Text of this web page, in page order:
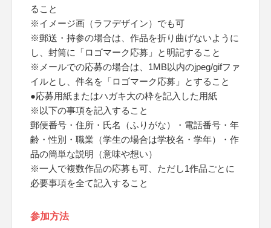
ること
※イメージ画（ラフデザイン）でも可
※郵送・持参の場合は、作品を折り曲げないように
し、封筒に「ロゴマーク応募」と明記すること
※メールでの応募の場合は、1MB以内のjpeg/gifファ
イルとし、件名を「ロゴマーク応募」とすること
●応募用紙またはハガキ大の枠を記入した用紙
※以下の事項を記入すること
郵便番号・住所・氏名（ふりがな）・電話番号・年
齢・性別・職業（学生の場合は学校名・学年）・作
品の簡単な説明（意味や想い）
※一人で複数作品の応募も可、ただし1作品ごとに
必要事項を全て記入すること
参加方法